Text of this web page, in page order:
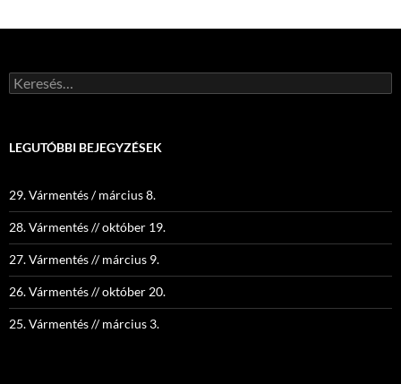
Keresés:
LEGUTÓBBI BEJEGYZÉSEK
29. Vármentés / március 8.
28. Vármentés // október 19.
27. Vármentés // március 9.
26. Vármentés // október 20.
25. Vármentés // március 3.